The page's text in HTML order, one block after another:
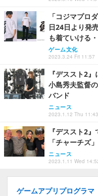
「コジマプロ
日24日より発
も着ていける
ゲーム文化
2023.3.24 Fri 11:57
『デススト2
小島秀夫監督
バンド
ニュース
2023.1.12 Thu 11:43
『デススト2
「チャーチズ
ニュース
2023.1.11 Wed
ゲームアプリプログラマ